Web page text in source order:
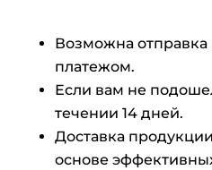
Возможна
платежом.
Если вам не
течении 14 дней.
Доставка
основе